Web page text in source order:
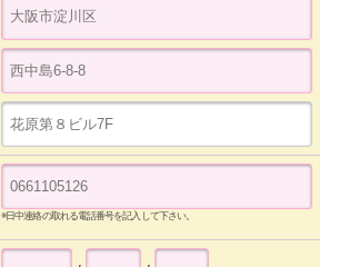
※日中連絡の取れる電話番号を記入して下さい。